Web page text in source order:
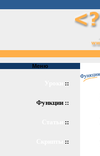
Меню
::
Функции ::
::
::